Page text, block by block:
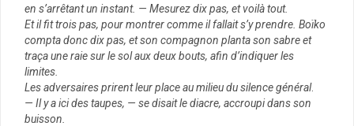
en s’arrêtant un instant. — Mesurez dix pas, et voilà tout.
Et il fit trois pas, pour montrer comme il fallait s’y prendre. Boïko
compta donc dix pas, et son compagnon planta son sabre et
traça une raie sur le sol aux deux bouts, afin d’indiquer les
limites.
Les adversaires prirent leur place au milieu du silence général.
— Il y a ici des taupes, — se disait le diacre, accroupi dans son
buisson.